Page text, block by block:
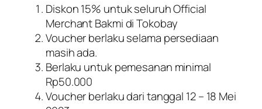
Diskon 15% untuk seluruh Official
Merchant Bakmi di Tokobay
Voucher berlaku selama persediaan
masih ada.
Berlaku untuk pemesanan minimal
Rp50.000
Voucher berlaku dari tanggal 12 – 18 Mei